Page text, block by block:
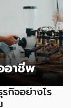
(เริ่มต้น 3.21%)
อออร์เดอร์
อเดือน) ลอง
วละ 100 บาท ค่า
กิจอย่างไร